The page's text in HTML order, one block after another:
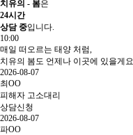
치유의 - 봄은
24시간
상담 중입니다.
10:00
매일 떠오르는 태양 처럼,
치유의 봄도 언제나 이곳에 있을게요.
2026-08-07
최OO
피해자 고소대리
상담신청
2026-08-07
파OO